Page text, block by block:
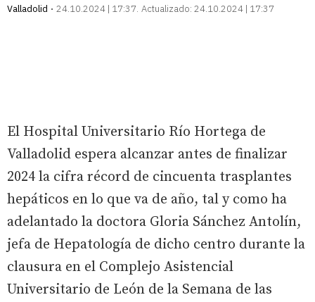
Valladolid
24.10.2024 | 17:37 Actualizado: 24.10.2024 | 17:37
El Hospital Universitario Río Hortega de
Valladolid espera alcanzar antes de finalizar
2024 la cifra récord de cincuenta trasplantes
hepáticos en lo que va de año, tal y como ha
adelantado la doctora Gloria Sánchez Antolín,
jefa de Hepatología de dicho centro durante la
clausura en el Complejo Asistencial
Universitario de León de la Semana de las